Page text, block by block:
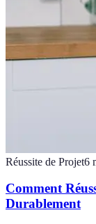
Réussite de Projet6
Comment
Durablement